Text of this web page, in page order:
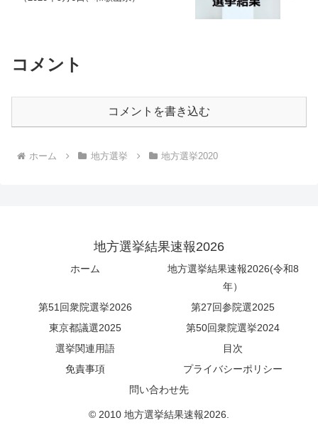
コメント
コメントを書き込む
ホーム 地方選挙 地方選挙2020
地方選挙結果速報2026
ホーム
地方選挙結果速報2026(令和8
年）
第51回衆院選挙2026
第27回参院選2025
東京都議選2025
第50回衆院選挙2024
選挙関連用語
目次
免責事項
プライバシーポリシー
問い合わせ先
© 2010 地方選挙結果速報2026.